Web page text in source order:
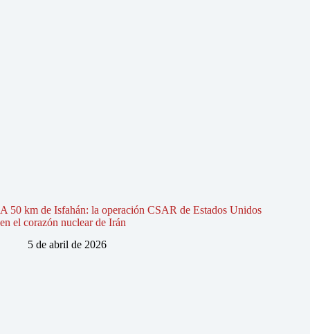
A 50 km de Isfahán: la operación CSAR de Estados Unidos
en el corazón nuclear de Irán
5 de abril de 2026